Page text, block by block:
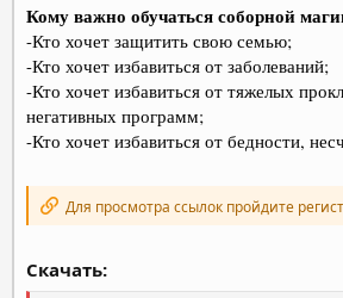
Кому важно обучаться соборной
-Кто хочет защитить свою семью;
-Кто хочет избавиться от заболеваний;
-Кто хочет избавиться от тяжелых
негативных программ;
-Кто хочет избавиться от бедности,
Для просмотра ссылок пройдите
Скачать: